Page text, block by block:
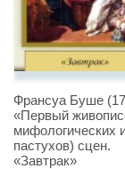
Франсуа Буше
«Первый
мифологических
пастухов) сцен.
«Завтрак»